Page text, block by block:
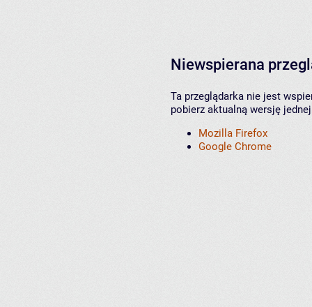
Niewspierana
Ta przeglądarka nie jest
pobierz aktualną wersję
Mozilla Firefox
Google Chrome